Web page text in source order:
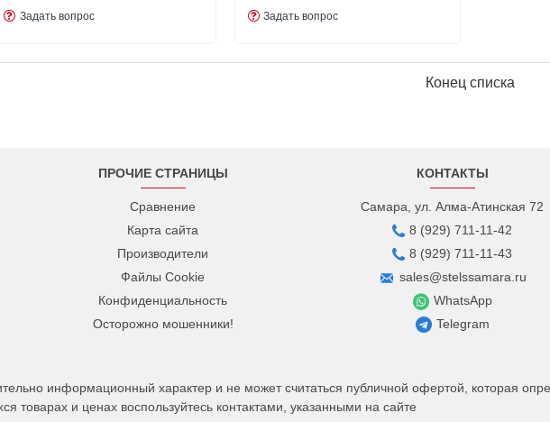
Задать вопрос Задать вопрос
Конец списка
ПРОЧИЕ СТРАНИЦЫ
Сравнение
Карта сайта
Производители
Файлы Cookie
Конфиденциальность
Осторожно мошенники!
КОНТАКТЫ
Самара, ул. Алма-Атинская 72
8 (929) 711-11-42
8 (929) 711-11-43
sales@stelssamara.ru
WhatsApp
Telegram
информационный характер и не может считаться публичной офертой, которая
и ценах воспользуйтесь контактами, указанными на сайте